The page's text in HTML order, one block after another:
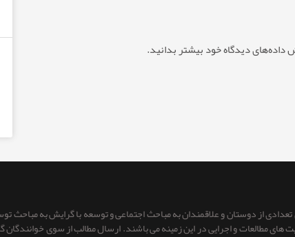
داده‌های دیدگاه خود بیشتر بدانید.
از دوستان و علاقمندان به مباحث اجتماعی و توسعه با گرایش به مباحث
های مطالعات و اجرایی در این زمینه می باشند. ارسال مطالب از سوی